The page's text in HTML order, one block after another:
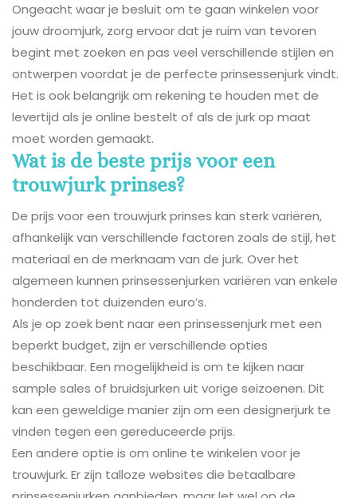
Ongeacht waar je besluit om te gaan winkelen voor
jouw droomjurk, zorg ervoor dat je ruim van tevoren
begint met zoeken en pas veel verschillende stijlen en
ontwerpen voordat je de perfecte prinsessenjurk vindt.
Het is ook belangrijk om rekening te houden met de
levertijd als je online bestelt of als de jurk op maat
moet worden gemaakt.
Wat is de beste prijs voor een
trouwjurk prinses?
De prijs voor een trouwjurk prinses kan sterk variëren,
afhankelijk van verschillende factoren zoals de stijl, het
materiaal en de merknaam van de jurk. Over het
algemeen kunnen prinsessenjurken variëren van enkele
honderden tot duizenden euro’s.
Als je op zoek bent naar een prinsessenjurk met een
beperkt budget, zijn er verschillende opties
beschikbaar. Een mogelijkheid is om te kijken naar
sample sales of bruidsjurken uit vorige seizoenen. Dit
kan een geweldige manier zijn om een designerjurk te
vinden tegen een gereduceerde prijs.
Een andere optie is om online te winkelen voor je
trouwjurk. Er zijn talloze websites die betaalbare